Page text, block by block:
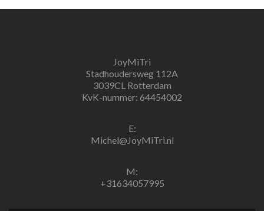
JoyMiTri
Stadhoudersweg 112A
3039CL Rotterdam
KvK-nummer: 64454002
E:
Michel@JoyMiTri.nl
M:
+31634057995